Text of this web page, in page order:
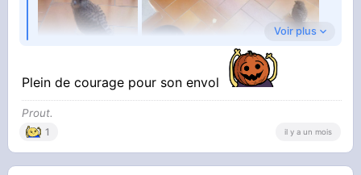
Petit faucon dont le nid se trouve sur le toit
juste au-dessus a loupé sa première tentative
Renseignements pris auprès d'un spécialiste de
Voir plus
Plein de courage pour son envol
Prout.
1 il y a un mois